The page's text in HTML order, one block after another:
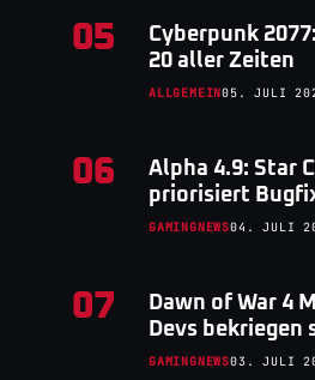
05
Cyberpunk
20 aller Zeiten
ALLGEMEIN05. JULI
06
Alpha 4.9: Star
priorisiert
GAMINGNEWS04. JULI
07
Dawn of War 4
Devs bekriegen
GAMINGNEWS03. JULI